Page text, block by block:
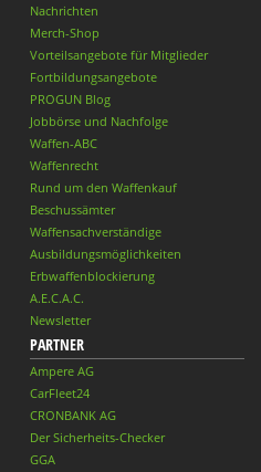
Nachrichten
Merch-Shop
Vorteilsangebote für Mitglieder
Fortbildungsangebote
PROGUN Blog
Jobbörse und Nachfolge
Waffen-ABC
Waffenrecht
Rund um den Waffenkauf
Beschussämter
Waffensachverständige
Ausbildungsmöglichkeiten
Erbwaffenblockierung
A.E.C.A.C.
Newsletter
PARTNER
Ampere AG
CarFleet24
CRONBANK AG
Der Sicherheits-Checker
GGA